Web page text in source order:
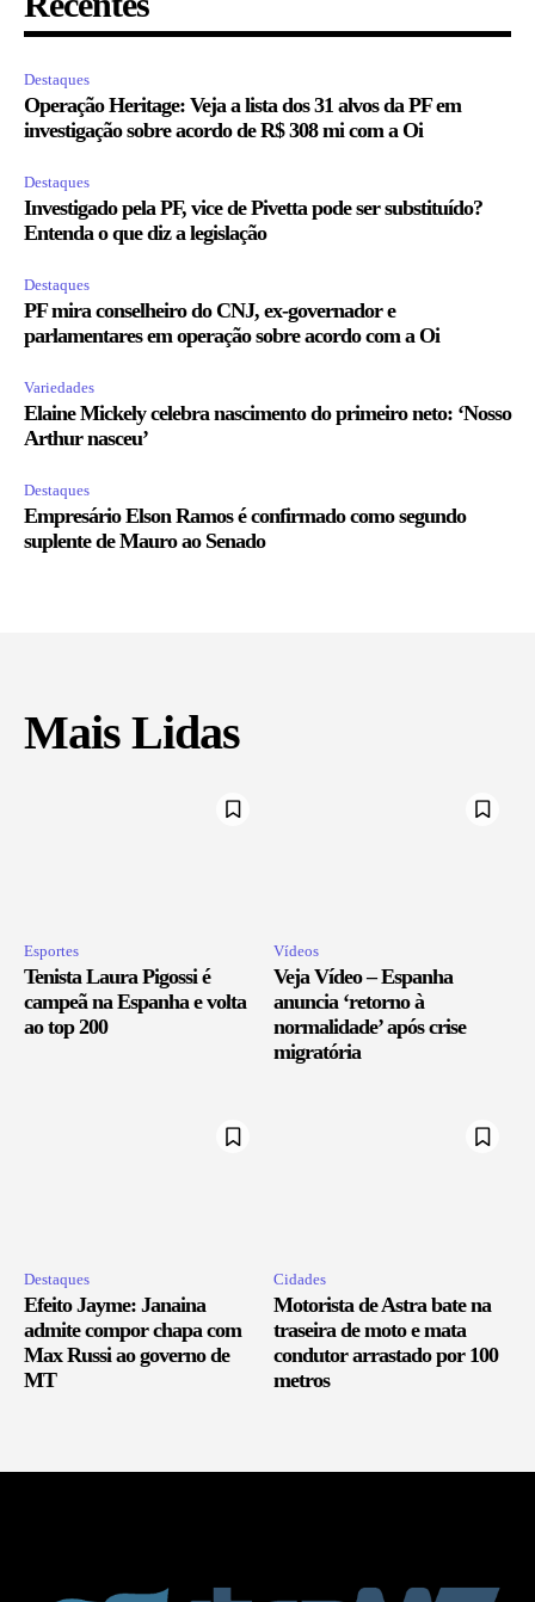
Destaques
Operação Heritage: Veja a lista dos 31 alvos da PF em
investigação sobre acordo de R$ 308 mi com a Oi
Destaques
Investigado pela PF, vice de Pivetta pode ser substituído?
Entenda o que diz a legislação
Destaques
PF mira conselheiro do CNJ, ex-governador e
parlamentares em operação sobre acordo com a Oi
Variedades
Elaine Mickely celebra nascimento do primeiro neto: ‘Nosso
Arthur nasceu’
Destaques
Empresário Elson Ramos é confirmado como segundo
suplente de Mauro ao Senado
Mais Lidas
Esportes
Tenista Laura Pigossi é
campeã na Espanha e volta
ao top 200
Vídeos
Veja Vídeo – Espanha
anuncia ‘retorno à
normalidade’ após crise
migratória
Destaques
Efeito Jayme: Janaina
admite compor chapa com
Max Russi ao governo de
MT
Cidades
Motorista de Astra bate na
traseira de moto e mata
condutor arrastado por 100
metros